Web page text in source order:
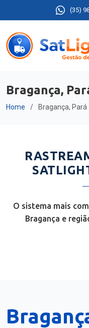
(35)
Bragança,
Home Bragança, Pará
O sistema mais
Bragança e